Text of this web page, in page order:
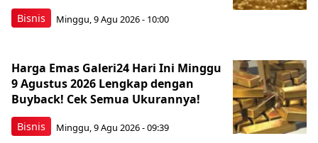
Bisnis Minggu, 9 Agu 2026 - 10:00
Bisnis
Harga Emas Galeri24 Hari Ini Minggu
9 Agustus 2026 Lengkap dengan
Buyback! Cek Semua Ukurannya!
Minggu, 9 Agu 2026 - 09:39